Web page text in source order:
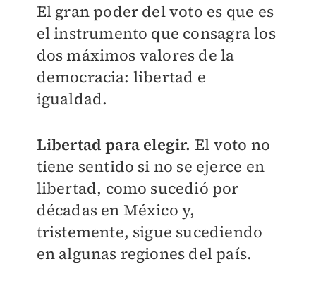
El gran poder del voto es que es
el instrumento que consagra los
dos máximos valores de la
democracia: libertad e
igualdad.
Libertad para elegir. El voto no
tiene sentido si no se ejerce en
libertad, como sucedió por
décadas en México y,
tristemente, sigue sucediendo
en algunas regiones del país.